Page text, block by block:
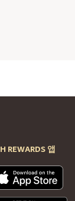
H REWARDS 앱